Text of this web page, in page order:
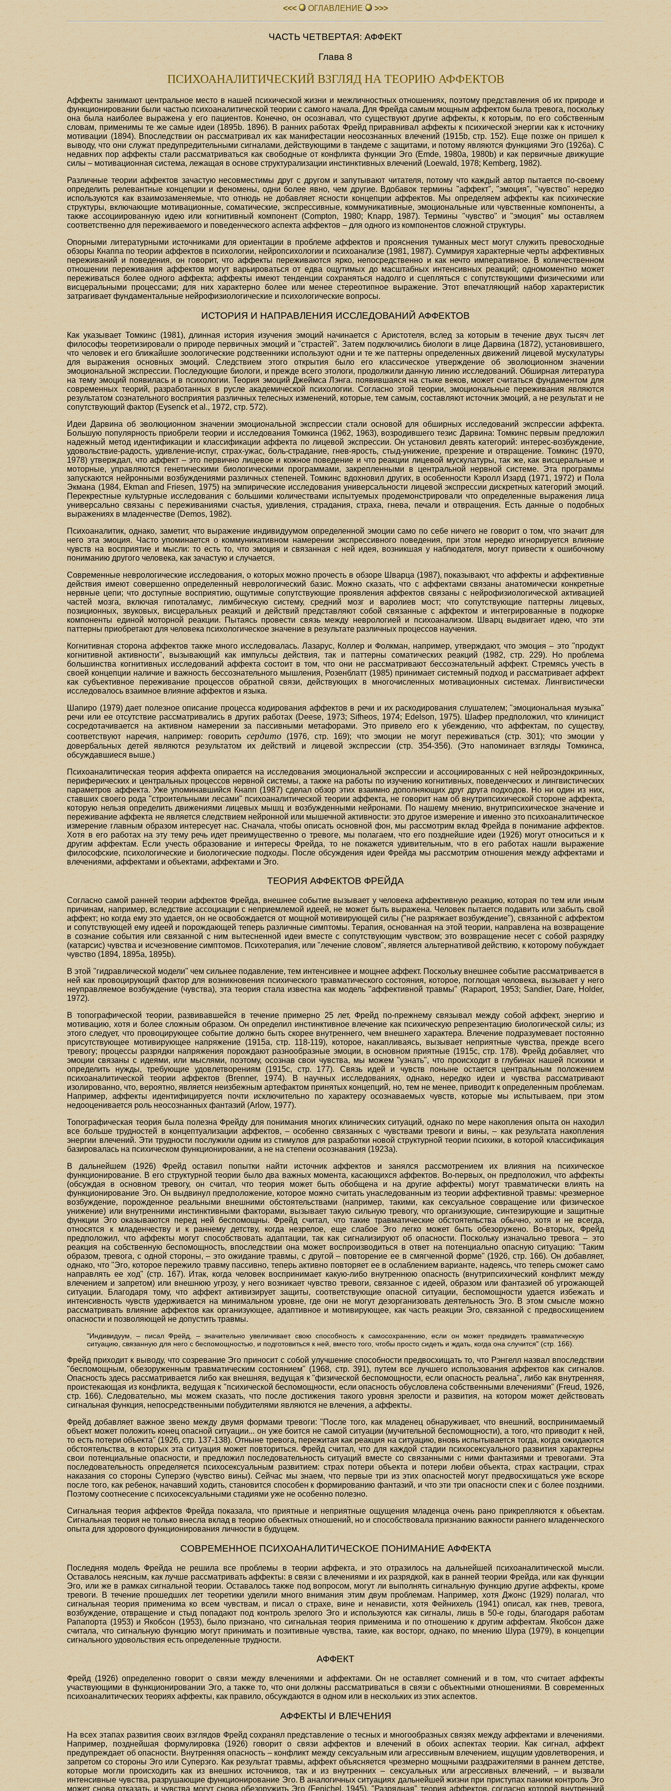
<<< ОГЛАВЛЕHИЕ >>>
ЧАСТЬ ЧЕТВЕРТАЯ: АФФЕКТ
Глава 8
ПСИХОАНАЛИТИЧЕСКИЙ ВЗГЛЯД НА ТЕОРИЮ АФФЕКТОВ
Аффекты занимают центральное место в нашей психической жизни и межличностных отношениях, поэтому представления об их природе и
функционировании были частью психоаналитической теории с самого начала. Для Фрейда самым мощным аффектом была тревога, поскольку
она была наиболее выражена у его пациентов. Конечно, он осознавал, что существуют другие аффекты, к которым, по его собственным
словам, применимы те же самые идеи (1895b. 1896). В ранних работах Фрейд приравнивал аффекты к психической энергии как к источнику
мотивации (1894). Впоследствии он рассматривал их как манифестации неосознанных влечений (1915b, стр. 152). Еще позже он пришел к
выводу, что они служат предупредительными сигналами, действующими в тандеме с защитами, и потому являются функциями Эго (1926а). С
недавних пор аффекты стали рассматриваться как свободные от конфликта функции Эго (Emde, 1980a, 1980b) и как первичные движущие
силы – мотивационная система, лежащая в основе структурализации инстинктивных влечений (Loewald, 1978; Kemberg, 1982).
Различные теории аффектов зачастую несовместимы друг с другом и запутывают читателя, потому что каждый автор пытается по-своему
определить релевантные концепции и феномены, одни более явно, чем другие. Вдобавок термины "аффект", "эмоция", "чувство" нередко
используются как взаимозаменяемые, что отнюдь не добавляет ясности концепции аффектов. Мы определяем аффекты как психические
структуры, включающие мотивационные, соматические, экспрессивные, коммуникативные, эмоциональные или чувственные компоненты, а
также ассоциированную идею или когнитивный компонент (Compton, 1980; Knapp, 1987). Термины "чувство" и "эмоция" мы оставляем
соответственно для переживаемого и поведенческого аспекта аффектов – для одного из компонентов сложной структуры.
Опорными литературными источниками для ориентации в проблеме аффектов и прояснения туманных мест могут служить превосходные
обзоры Кнаппа по теории аффектов в психологии, нейропсихологии и психоанализе (1981, 1987). Суммируя характерные черты аффективных
переживаний и поведения, он говорит, что аффекты переживаются ярко, непосредственно и как нечто императивное. В количественном
отношении переживания аффектов могут варьироваться от едва ощутимых до масштабных интенсивных реакций; одномоментно может
переживаться более одного аффекта; аффекты имеют тенденции сохраняться надолго и сцепляться с сопутствующими физическими или
висцеральными процессами; для них характерно более или менее стереотипное выражение. Этот впечатляющий набор характеристик
затрагивает фундаментальные нейрофизиологические и психологические вопросы.
ИСТОРИЯ И НАПРАВЛЕНИЯ ИССЛЕДОВАНИЙ АФФЕКТОВ
Как указывает Томкинс (1981), длинная история изучения эмоций начинается с Аристотеля, вслед за которым в течение двух тысяч лет
философы теоретизировали о природе первичных эмоций и "страстей". Затем подключились биологи в лице Дарвина (1872), установившего,
что человек и его ближайшие зоологические родственники используют одни и те же паттерны определенных движений лицевой мускулатуры
для выражения основных эмоций. Следствием этого открытия было его классическое утверждение об эволюционном значении
эмоциональной экспрессии. Последующие биологи, и прежде всего этологи, продолжили данную линию исследований. Обширная литература
на тему эмоций появилась и в психологии. Теория эмоций Джеймса Лэнга. появившаяся на стыке веков, может считаться фундаментом для
современных теорий, разработанных в русле академической психологии. Согласно этой теории, эмоциональные переживания являются
результатом сознательного восприятия различных телесных изменений, которые, тем самым, составляют источник эмоций, а не результат и не
сопутствующий фактор (Eysenck et al., 1972, стр. 572).
Идеи Дарвина об эволюционном значении эмоциональной экспрессии стали основой для обширных исследований экспрессии аффекта.
Большую популярность приобрели теории и исследования Томкинса (1962, 1963), возродившего тезис Дарвина: Томкинс первым предложил
надежный метод идентификации и классификации аффекта по лицевой экспрессии. Он установил девять категорий: интерес-возбуждение,
удовольствие-радость, удивление-испуг, страх-ужас, боль-страдание, гнев-ярость, стыд-унижение, презрение и отвращение. Томкинс (1970,
1978) утверждал, что аффект – это первично лицевое и кожное поведение и что реакции лицевой мускулатуры, так же, как висцеральные и
моторные, управляются генетическими биологическими программами, закрепленными в центральной нервной системе. Эта программы
запускаются нейронными возбуждениями различных степеней. Томкинс вдохновил других, в особенности Кэролл Изард (1971, 1972) и Пола
Экмана (1984, Ekman and Friesen, 1975) на эмпирические исследования универсальности лицевой экспрессии дискретных категорий эмоций.
Перекрестные культурные исследования с большими количествами испытуемых продемонстрировали что определенные выражения лица
универсально связаны с переживаниями счастья, удивления, страдания, страха, гнева, печали и отвращения. Есть данные о подобных
выражениях в младенчестве (Demos, 1982).
Психоаналитик, однако, заметит, что выражение индивидуумом определенной эмоции само по себе ничего не говорит о том, что значит для
него эта эмоция. Часто упоминается о коммуникативном намерении экспрессивного поведения, при этом нередко игнорируется влияние
чувств на восприятие и мысли: то есть то, что эмоция и связанная с ней идея, возникшая у наблюдателя, могут привести к ошибочному
пониманию другого человека, как зачастую и случается.
Современные неврологические исследования, о которых можно прочесть в обзоре Шварца (1987), показывают, что аффекты и аффективные
действия имеют совершенно определенный неврологический базис. Можно сказать, что с аффектами связаны анатомически конкретные
нервные цепи; что доступные восприятию, ощутимые сопутствующие проявления аффектов связаны с нейрофизиологической активацией
частей мозга, включая гипоталамус, лимбическую систему, средний мозг и варолиев мост; что сопутствующие паттерны лицевых,
позиционных, звуковых, висцеральных реакций и действий представляют собой связанные с аффектом и интегрированные в подкорке
компоненты единой моторной реакции. Пытаясь провести связь между неврологией и психоанализом. Шварц выдвигает идею, что эти
паттерны приобретают для человека психологическое значение в результате различных процессов научения.
Когнитивная сторона аффектов также много исследовалась. Лазарус, Коллер и Фолкман, например, утверждают, что эмоция – это "продукт
когнитивной активности", вызывающий как импульсы действия, так и паттерны соматических реакций (1982, стр. 229). Но проблема
большинства когнитивных исследований аффекта состоит в том, что они не рассматривают бессознательный аффект. Стремясь учесть в
своей концепции наличие и важность бессознательного мышления, Розенблатт (1985) принимает системный подход и рассматривает аффект
как субъективное переживание процессов обратной связи, действующих в многочисленных мотивационных системах. Лингвистически
исследовалось взаимное влияние аффектов и языка.
Шапиро (1979) дает полезное описание процесса кодирования аффектов в речи и их раскодирования слушателем; "эмоциональная музыка"
речи или ее отсутствие рассматривались в других работах (Deese, 1973; Sifheos, 1974; Edelson, 1975). Шафер предположил, что клиницист
сосредотачивается на активном намерении за пассивными метафорами. Это привело его к убеждению, что аффектам, по существу,
соответствуют наречия, например: говорить сердито(1976, стр. 169); что эмоции не могут переживаться (стр. 301); что эмоции у
довербальных детей являются результатом их действий и лицевой экспрессии (стр. 354-356). (Это напоминает взгляды Томкинса,
обсуждавшиеся выше.)
Психоаналитическая теория аффекта опирается на исследования эмоциональной экспрессии и ассоциированных с ней нейроэндокринных,
периферических и центральных процессов нервной системы, а также на работы по изучению когнитивных, поведенческих и лингвистических
параметров аффекта. Уже упоминавшийся Кнапп (1987) сделал обзор этих взаимно дополняющих друг друга подходов. Но ни один из них,
ставших своего рода "строительными лесами" психоаналитической теории аффекта, не говорит нам об внутрипсихической стороне аффекта,
которую нельзя определить движениями лицевых мышц и возбужденными нейронами. По нашему мнению, внутрипсихическое значение и
переживание аффекта не является следствием нейронной или мышечной активности: это другое измерение и именно это психоаналитическое
измерение главным образом интересует нас. Сначала, чтобы описать основной фон, мы рассмотрим вклад Фрейда в понимание аффектов.
Хотя в его работах на эту тему речь идет преимущественно о тревоге, мы полагаем, что его позднейшие идеи (1926) могут относиться и к
другим аффектам. Если учесть образование и интересы Фрейда, то не покажется удивительным, что в его работах нашли выражение
философские, психологические и биологические подходы. После обсуждения идеи Фрейда мы рассмотрим отношения между аффектами и
влечениями, аффектами и объектами, аффектами и Эго.
ТЕОРИЯ АФФЕКТОВ ФРЕЙДА
Согласно самой ранней теории аффектов Фрейда, внешнее событие вызывает у человека аффективную реакцию, которая по тем или иным
причинам, например, вследствие ассоциации с неприемлемой идеей, не может быть выражена. Человек пытается подавить или забыть свой
аффект; но когда ему это удается, он не освобождается от мощной мотивирующей силы ("не разряжает возбуждение"), связанной с аффектом
и сопутствующей ему идеей и порождающей теперь различные симптомы. Терапия, основанная на этой теории, направлена на возвращение
в сознание события или связанной с ним вытесненной идеи вместе с сопутствующим чувством; это возвращение несет с собой разрядку
(катарсис) чувства и исчезновение симптомов. Психотерапия, или "лечение словом", является альтернативой действию, к которому побуждает
чувство (1894, 1895а, 1895b).
В этой "гидравлической модели" чем сильнее подавление, тем интенсивнее и мощнее аффект. Поскольку внешнее событие рассматривается в
ней как провоцирующий фактор для возникновения психического травматического состояния, которое, поглощая человека, вызывает у него
неуправляемое возбуждение (чувства), эта теория стала известна как модель "аффективной травмы" (Rapaport, 1953; Sandier, Dare, Holder,
1972).
В топографической теории, развивавшейся в течение примерно 25 лет, Фрейд по-прежнему связывал между собой аффект, энергию и
мотивацию, хотя и более сложным образом. Он определил инстинктивное влечение как психическую репрезентацию биологической силы; из
этого следует, что провоцирующее событие должно быть скорее внутреннего, чем внешнего характера. Влечение подразумевает постоянно
присутствующее мотивирующее напряжение (1915а, стр. 118-119), которое, накапливаясь, вызывает неприятные чувства, прежде всего
тревогу; процессы разрядки напряжения порождают разнообразные эмоции, в основном приятные (1915с, стр. 178). Фрейд добавляет, что
эмоции связаны с идеями, или мыслями, поэтому, осознав свои чувства, мы можем "узнать", что происходит в глубинах нашей психики и
определить нужды, требующие удовлетворениям (1915с, стр. 177). Связь идей и чувств поныне остается центральным положением
психоаналитической теории аффектов (Brenner, 1974). В научных исследованиях, однако, нередко идеи и чувства рассматривают
изолированно, что, вероятно, является неизбежным артефактом принятых концепций, но, тем не менее, приводит к определенным проблемам.
Например, аффекты идентифицируется почти исключительно по характеру осознаваемых чувств, которые мы испытываем, при этом
недооценивается роль неосознанных фантазий (Arlow, 1977).
Топографическая теория была полезна Фрейду для понимания многих клинических ситуаций, однако по мере накопления опыта он находил
все больше трудностей в концептуализации аффектов, – особенно связанных с чувствами тревоги и вины, – как результата накопления
энергии влечений. Эти трудности послужили одним из стимулов для разработки новой структурной теории психики, в которой классификация
базировалась на психическом функционировании, а не на степени осознавания (1923а).
В дальнейшем (1926) Фрейд оставил попытки найти источник аффектов и занялся рассмотрением их влияния на психическое
функционирование. В его структурной теории было два важных момента, касающихся аффектов. Во-первых, он предположил, что аффекты
(обсуждая в основном тревогу, он считал, что теория может быть обобщена и на другие аффекты) могут травматически влиять на
функционирование Эго. Он выдвинул предположение, которое можно считать унаследованным из теории аффективной травмы: чрезмерное
возбуждение, порожденное реальными внешними обстоятельствами (например, такими, как сексуальное совращение или физическое
унижение) или внутренними инстинктивными факторами, вызывает такую сильную тревогу, что организующие, синтезирующие и защитные
функции Эго оказываются перед ней беспомощны. Фрейд считал, что такие травматические обстоятельства обычно, хотя и не всегда,
относятся к младенчеству и к раннему детству, когда незрелое, еще слабое Эго легко может быть обезоружено. Во-вторых, Фрейд
предположил, что аффекты могут способствовать адаптации, так как сигнализируют об опасности. Поскольку изначально тревога – это
реакция на собственную беспомощность, впоследствии она может воспроизводиться в ответ на потенциально опасную ситуацию: "Таким
образом, тревога, с одной стороны, – это ожидание травмы, с другой – повторение ее в смягченной форме" (1926, стр. 166). Он добавляет,
однако, что "Эго, которое пережило травму пассивно, теперь активно повторяет ее в ослаблением варианте, надеясь, что теперь сможет само
направлять ее ход" (стр. 167). Итак, когда человек воспринимает какую-либо внутреннюю опасность (внутрипсихический конфликт между
влечением и запретом) или внешнюю угрозу, у него возникает чувство тревоги, связанное с идеей, образом или фантазией об угрожающей
ситуации. Благодаря тому, что аффект активизирует защиты, соответствующие опасной ситуации, беспомощности удается избежать и
интенсивность чувств удерживается на минимальном уровне, где они не могут дезорганизовать деятельность Эго. В этом смысле можно
рассматривать влияние аффектов как организующее, адаптивное и мотивирующее, как часть реакции Эго, связанной с предвосхищением
опасности и позволяющей не допустить травмы.
"Индивидуум, – писал Фрейд, – значительно увеличивает свою способность к самосохранению, если он может предвидеть травматическую
ситуацию, связанную для него с беспомощностью, и подготовиться к ней, вместо того, чтобы просто сидеть и ждать, когда она случится" (стр. 166).
Фрейд приходит к выводу, что созревание Эго приносит с собой улучшение способности предвосхищать то, что Рэнгелл назвал впоследствии
"беспомощным, обезоруженным травматическим состоянием" (1968, стр. 391), путем все лучшего использования аффектов как сигналов.
Опасность здесь рассматривается либо как внешняя, ведущая к "физической беспомощности, если опасность реальна", либо как внутренняя,
проистекающая из конфликта, ведущая к "психической беспомощности, если опасность обусловлена собственными влечениями" (Freud, 1926,
стр. 166). Следовательно, мы можем сказать, что после достижения такого уровня зрелости и развития, на котором может действовать
сигнальная функция, непосредственными побудителями являются не влечения, а аффекты.
Фрейд добавляет важное звено между двумя формами тревоги: "После того, как младенец обнаруживает, что внешний, воспринимаемый
объект может положить конец опасной ситуации... он уже боится не самой ситуации (мучительной беспомощности), а того, что приводит к ней,
то есть потери объекта" (1926, стр. 137-138). Отныне тревога, пережитая как реакция на ситуацию, вновь испытывается тогда, когда ожидаются
обстоятельства, в которых эта ситуация может повториться. Фрейд считал, что для каждой стадии психосексуального развития характерны
свои потенциальные опасности, и предложил последовательность ситуаций вместе со связанными с ними фантазиями и тревогами. Эта
последовательность определяется психосексуальным развитием: страх потери объекта и потери любви объекта, страх кастрации, страх
наказания со стороны Суперэго (чувство вины). Сейчас мы знаем, что первые три из этих опасностей могут предвосхищаться уже вскоре
после того, как ребенок, начавший ходить, становится способен к формированию фантазий, и что эти три опасности спек и с более поздними.
Поэтому соотнесение с психосексуальными стадиями уже не особенно полезно.
Сигнальная теория аффектов Фрейда показала, что приятные и неприятные ощущения младенца очень рано прикрепляются к объектам.
Сигнальная теория не только внесла вклад в теорию объектных отношений, но и способствовала признанию важности раннего младенческого
опыта для здорового функционирования личности в будущем.
СОВРЕМЕННОЕ ПСИХОАНАЛИТИЧЕСКОЕ ПОНИМАНИЕ АФФЕКТА
Последняя модель Фрейда не решила все проблемы в теории аффекта, и это отразилось на дальнейшей психоаналитической мысли.
Оставалось неясным, как лучше рассматривать аффекты: в связи с влечениями и их разрядкой, как в ранней теории Фрейда, или как функции
Эго, или же в рамках сигнальной теории. Оставалось также под вопросом, могут ли выполнять сигнальную функцию другие аффекты, кроме
тревоги. В течение прошедших лет теоретики уделили много внимания этим двум проблемам. Например, хотя Джонс (1929) полагал, что
сигнальная теория применима ко всем чувствам, и писал о страхе, вине и ненависти, хотя Фейнихель (1941) описал, как гнев, тревога,
возбуждение, отвращение и стыд попадают под контроль зрелого Эго и используются как сигналы, лишь в 50-е годы, благодаря работам
Рапапорта (1953) и Якобсон (1953), было признано, что сигнальная теория применима и по отношению к другим аффектам. Якобсон даже
считала, что сигнальную функцию могут принимать и позитивные чувства, такие, как восторг, однако, по мнению Шура (1979), в концепции
сигнального удовольствия есть определенные трудности.
АФФЕКТ
Фрейд (1926) определенно говорит о связи между влечениями и аффектами. Он не оставляет сомнений и в том, что считает аффекты
участвующими в функционировании Эго, а также то, что они должны рассматриваться в связи с объектными отношениями. В современных
психоаналитических теориях аффекты, как правило, обсуждаются в одном или в нескольких из этих аспектов.
АФФЕКТЫ И ВЛЕЧЕНИЯ
На всех этапах развития своих взглядов Фрейд сохранял представление о тесных и многообразных связях между аффектами и влечениями.
Например, позднейшая формулировка (1926) говорит о связи аффектов и влечений в обоих аспектах теории. Как сигнал, аффект
предупреждает об опасности. Внутренняя опасность – конфликт между сексуальным или агрессивным влечением, ищущим удовлетворения, и
запретом со стороны Эго или Суперэго. Как результат травмы, аффект объясняется чрезмерно мощными раздражителями в раннем детстве,
которые могли происходить как из внешних источников, так и из внутренних – сексуальных или агрессивных влечений, – и вызвали
интенсивные чувства, разрушающие функционирование Эго. В аналогичных ситуациях дальнейшей жизни при приступах паники контроль Эго
может снова отказать, и чувства могут снова обезоружить Эго (Fenichel, 1945). "Разрядная" теория аффектов, согласно которой внутренний